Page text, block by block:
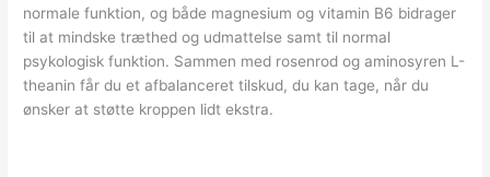
normale funktion, og både magnesium og vitamin B6 bidrager
til at mindske træthed og udmattelse samt til normal
psykologisk funktion. Sammen med rosenrod og aminosyren L-
theanin får du et afbalanceret tilskud, du kan tage, når du
ønsker at støtte kroppen lidt ekstra.